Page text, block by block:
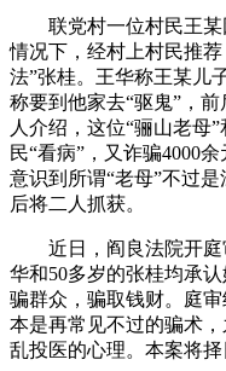
联党村一位村民王某
情况下，经村上村民推
法”张桂。王华称王某儿
称要到他家去“驱鬼”，
人介绍，这位“骊山老母
民“看病”，又诈骗4000
意识到所谓“老母”不过
后将二人抓获。
近日，阎良法院开庭
华和50多岁的张桂均承
骗群众，骗取钱财。庭
本是再常见不过的骗术
乱投医的心理。本案将择